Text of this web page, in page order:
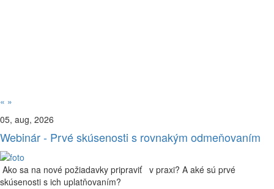
« »
05, aug, 2026
Webinár - Prvé skúsenosti s rovnakým odmeňovaním
Ako sa na nové požiadavky pripraviť v praxi? A aké sú prvé
skúsenosti s ich uplatňovaním?